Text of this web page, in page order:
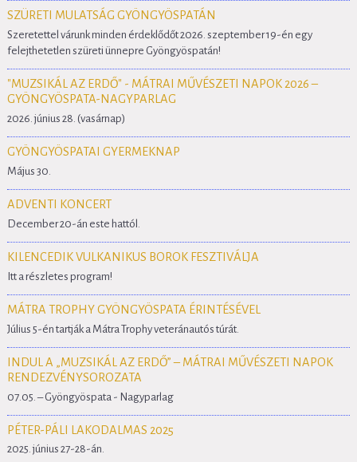
SZÜRETI MULATSÁG GYÖNGYÖSPATÁN
Szeretettel várunk minden érdeklődőt 2026. szeptember 19-én egy
felejthetetlen szüreti ünnepre Gyöngyöspatán!
"MUZSIKÁL AZ ERDŐ" - MÁTRAI MŰVÉSZETI NAPOK 2026 –
GYÖNGYÖSPATA-NAGYPARLAG
2026. június 28. (vasárnap)
GYÖNGYÖSPATAI GYERMEKNAP
Május 30.
ADVENTI KONCERT
December 20-án este hattól.
KILENCEDIK VULKANIKUS BOROK FESZTIVÁLJA
Itt a részletes program!
MÁTRA TROPHY GYÖNGYÖSPATA ÉRINTÉSÉVEL
Július 5-én tartják a Mátra Trophy veteránautós túrát.
INDUL A „MUZSIKÁL AZ ERDŐ” – MÁTRAI MŰVÉSZETI NAPOK
RENDEZVÉNYSOROZATA
07.05. – Gyöngyöspata - Nagyparlag
PÉTER-PÁLI LAKODALMAS 2025
2025. június 27-28-án.